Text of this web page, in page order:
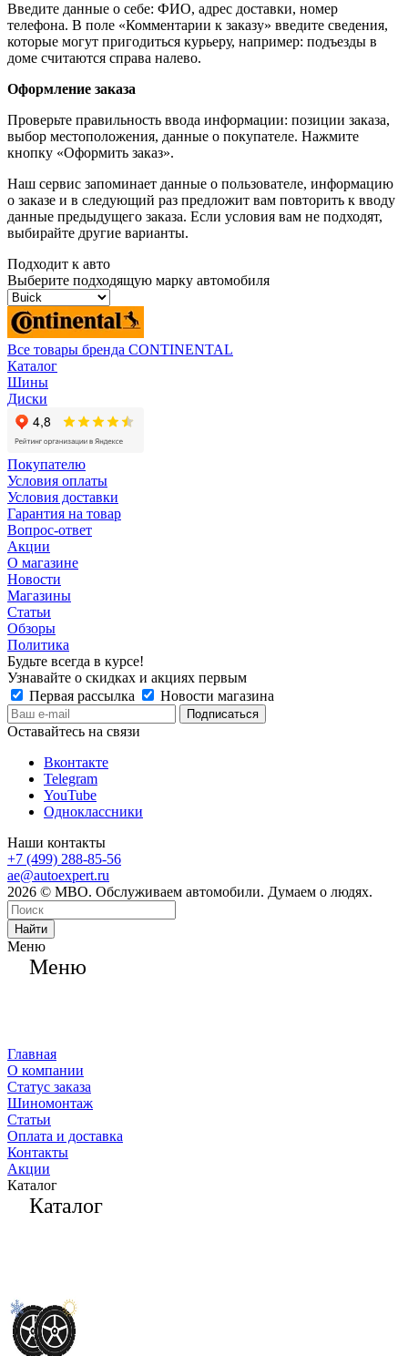
Введите данные о себе: ФИО, адрес доставки, номер
телефона. В поле «Комментарии к заказу» введите сведения,
которые могут пригодиться курьеру, например: подъезды в
доме считаются справа налево.
Оформление заказа
Проверьте правильность ввода информации: позиции заказа,
выбор местоположения, данные о покупателе. Нажмите
кнопку «Оформить заказ».
Наш сервис запоминает данные о пользователе, информацию
о заказе и в следующий раз предложит вам повторить к вводу
данные предыдущего заказа. Если условия вам не подходят,
выбирайте другие варианты.
Подходит к авто
Выберите подходящую марку автомобиля
Все товары бренда CONTINENTAL
Каталог
Шины
Диски
Покупателю
Условия оплаты
Условия доставки
Гарантия на товар
Вопрос-ответ
Акции
О магазине
Новости
Магазины
Статьи
Обзоры
Политика
Будьте всегда в курсе!
Узнавайте о скидках и акциях первым
Первая рассылка
Новости магазина
Оставайтесь на связи
Вконтакте
Telegram
YouTube
Одноклассники
Наши контакты
+7 (499) 288-85-56
ae@autoexpert.ru
2026 © МВО. Обслуживаем автомобили. Думаем о людях.
Найти
Меню
Меню
Главная
О компании
Статус заказа
Шиномонтаж
Статьи
Оплата и доставка
Контакты
Акции
Каталог
Каталог